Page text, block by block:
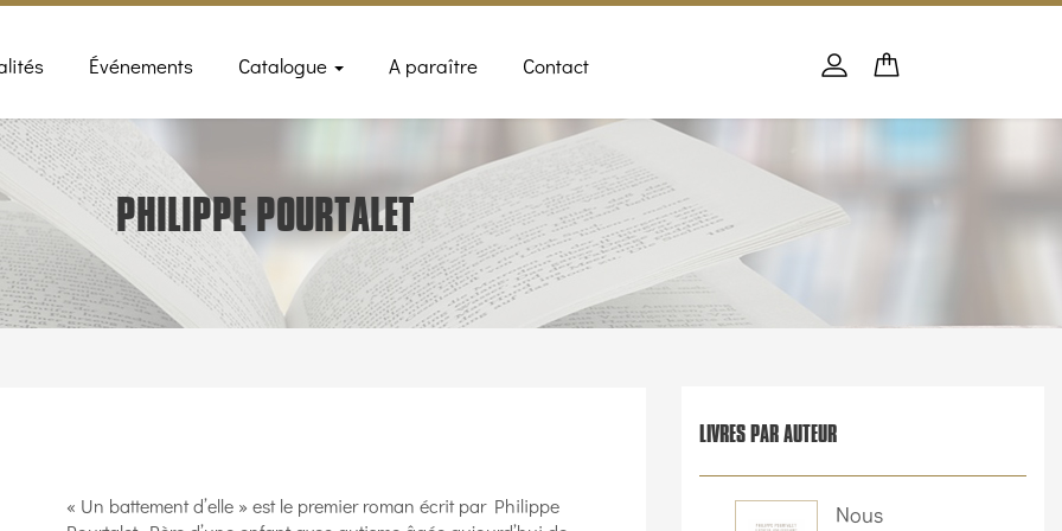
Événements Catalogue A paraître Contact
Panier
Se connecter
PANIER
PHILIPPE POURTALET
« Un battement d’elle » est le premier roman écrit par Philippe
LIVRES PAR AUTEUR
Nous